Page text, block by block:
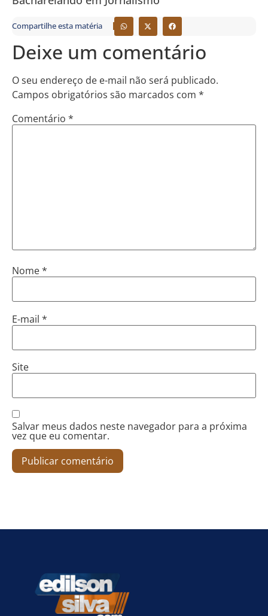
Compartilhe esta matéria
Deixe um comentário
O seu endereço de e-mail não será publicado.
Campos obrigatórios são marcados com *
Comentário *
Nome*
E-mail *
Site
Salvar meus dados neste navegador para a próxima
vez que eu comentar.